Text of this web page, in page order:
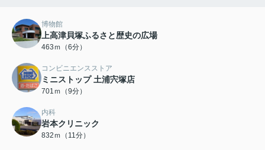
博物館
上高津貝塚ふるさと歴史の広場
463ｍ（6分）
コンビニエンスストア
ミニストップ 土浦宍塚店
701ｍ（9分）
内科
岩本クリニック
832ｍ（11分）